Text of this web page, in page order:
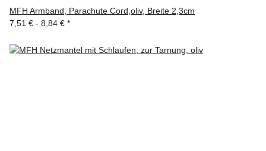
MFH Armband, Parachute Cord,oliv, Breite 2,3cm
7,51 € - 8,84 € *